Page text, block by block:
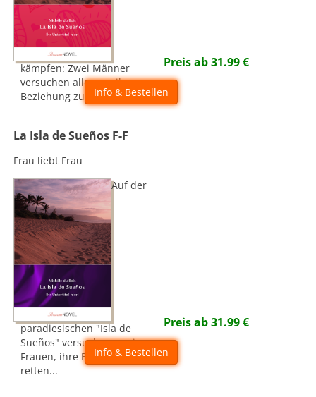
kämpfen: Zwei Männer
versuchen alles um ihre
Beziehung zu retten.
Preis ab31.99€
Info & Bestellen
La Isla de Sueños F-F
Frau liebt Frau
Auf der
paradiesischen "Isla de
Sueños" versuchen zwei
Frauen, ihre Beziehung zu
retten...
Preis ab31.99€
Info & Bestellen